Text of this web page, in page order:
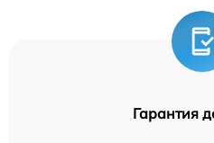
Гарантия